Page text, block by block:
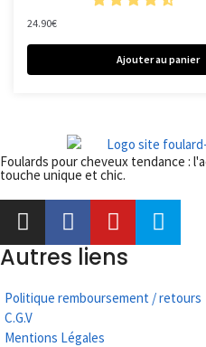
24.90€
Ajouter au panier
Foulards pour cheveux tendance :
touche unique et chic.
Autres liens
Politique remboursement / retours
C.G.V
Mentions Légales